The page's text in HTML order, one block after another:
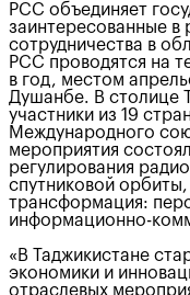
РСС объединяет
заинтересованные в
сотрудничества в
РСС проводятся на
в год, местом
Душанбе. В столице
участники из 19
Международного
мероприятия
регулирования
спутниковой
трансформация:
информационно-
«В Таджикистане
экономики и
отраслевых